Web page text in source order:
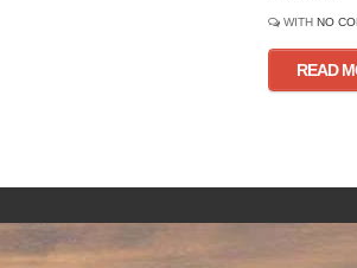
WITH NO
READ